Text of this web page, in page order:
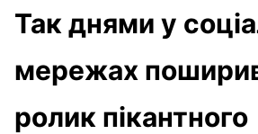
Так днями у
мережах
ролик пікантного